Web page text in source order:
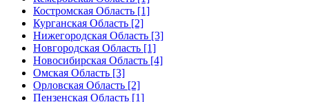
Костромская Область [1]
Курганская Область [2]
Нижегородская Область [3]
Новгородская Область [1]
Новосибирская Область [4]
Омская Область [3]
Орловская Область [2]
Пензенская Область [1]